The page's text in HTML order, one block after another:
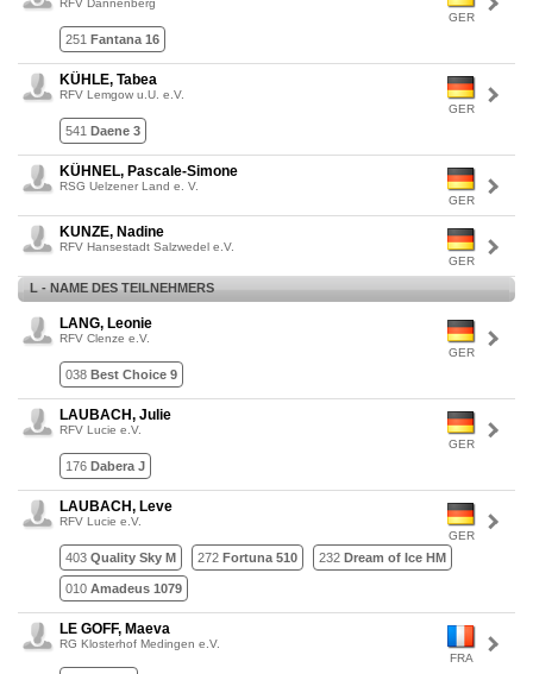
GER
RFV Dannenberg
251 Fantana 16
GER
KÜHLE, Tabea
RFV Lemgow u.U. e.V.
541 Daene 3
GER
KÜHNEL, Pascale-Simone
RSG Uelzener Land e. V.
GER
KUNZE, Nadine
RFV Hansestadt Salzwedel e.V.
L - NAME DES TEILNEHMERS
GER
LANG, Leonie
RFV Clenze e.V.
038 Best Choice 9
GER
LAUBACH, Julie
RFV Lucie e.V.
176 Dabera J
GER
LAUBACH, Leve
RFV Lucie e.V.
403 Quality Sky M 272 Fortuna 510 232 Dream of Ice HM
010 Amadeus 1079
FRA
LE GOFF, Maeva
RG Klosterhof Medingen e.V.